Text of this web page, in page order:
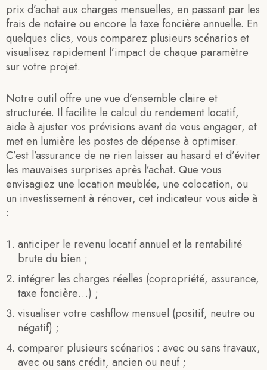
prix d’achat aux charges mensuelles, en passant par les
frais de notaire ou encore la taxe foncière annuelle. En
quelques clics, vous comparez plusieurs scénarios et
visualisez rapidement l’impact de chaque paramètre
sur votre projet.
Notre outil offre une vue d’ensemble claire et
structurée. Il facilite le calcul du rendement locatif,
aide à ajuster vos prévisions avant de vous engager, et
met en lumière les postes de dépense à optimiser.
C’est l’assurance de ne rien laisser au hasard et d’éviter
les mauvaises surprises après l’achat. Que vous
envisagiez une location meublée, une colocation, ou
un investissement à rénover, cet indicateur vous aide à
:
anticiper le revenu locatif annuel et la rentabilité
brute du bien ;
intégrer les charges réelles (copropriété, assurance,
taxe foncière…) ;
visualiser votre cashflow mensuel (positif, neutre ou
négatif) ;
comparer plusieurs scénarios : avec ou sans travaux,
avec ou sans crédit, ancien ou neuf ;